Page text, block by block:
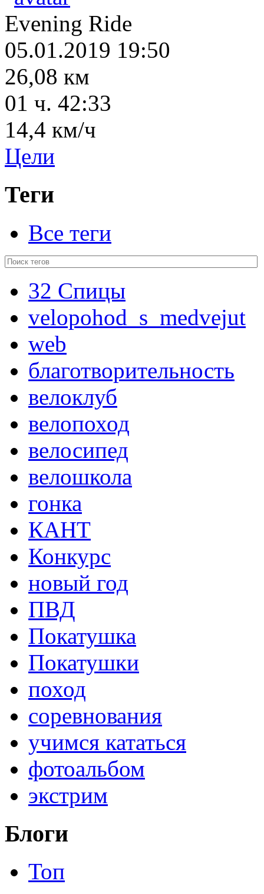
Evening Ride
05.01.2019 19:50
26,08 км
01 ч. 42:33
14,4 км/ч
Цели
Теги
Все теги
32 Спицы
velopohod_s_medvejut
web
благотворительность
велоклуб
велопоход
велосипед
велошкола
гонка
КАНТ
Конкурс
новый год
ПВД
Покатушка
Покатушки
поход
соревнования
учимся кататься
фотоальбом
экстрим
Блоги
Топ